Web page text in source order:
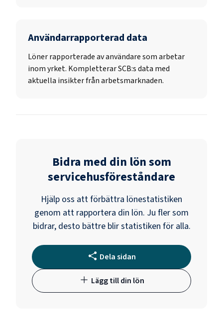
Användarrapporterad data
Löner rapporterade av användare som arbetar
inom yrket. Kompletterar SCB:s data med
aktuella insikter från arbetsmarknaden.
Bidra med din lön som
servicehusföreståndare
Hjälp oss att förbättra lönestatistiken
genom att rapportera din lön. Ju fler som
bidrar, desto bättre blir statistiken för alla.
Dela sidan
Lägg till din lön